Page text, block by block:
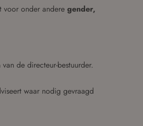
voor onder andere gender,
de directeur-bestuurder.
waar nodig gevraagd